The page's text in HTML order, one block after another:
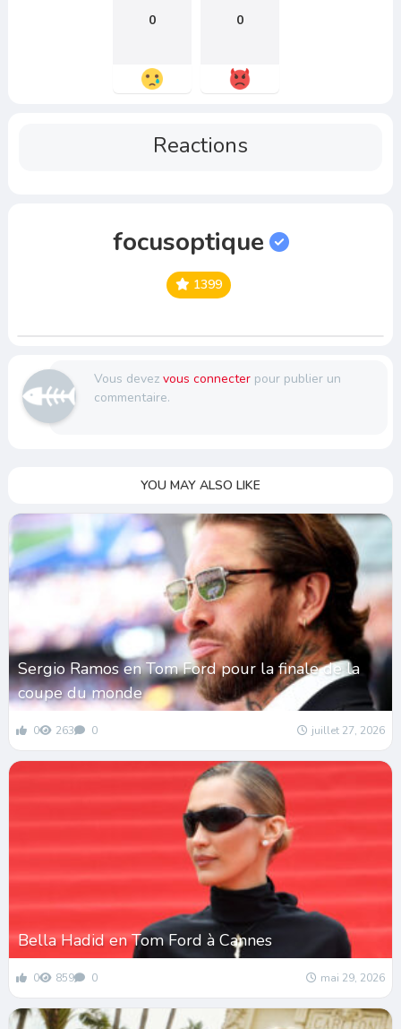
0 0
Reactions
focusoptique
1399
Vous devez vous connecterpour publier un
commentaire.
YOU MAY ALSO LIKE
Sergio Ramos en Tom Ford pour la finale de la
coupe du monde
0 263 0 juillet 27, 2026
Bella Hadid en Tom Ford à Cannes
0 859 0 mai 29, 2026